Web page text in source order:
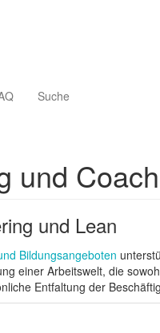
Suche
und
und Lean
Bildungsangeboten
einer Arbeitswelt, die
Entfaltung der